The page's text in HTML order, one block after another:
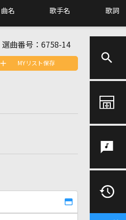
曲名 歌手名 歌詞
選曲番号： 6758-14
MYリスト保存